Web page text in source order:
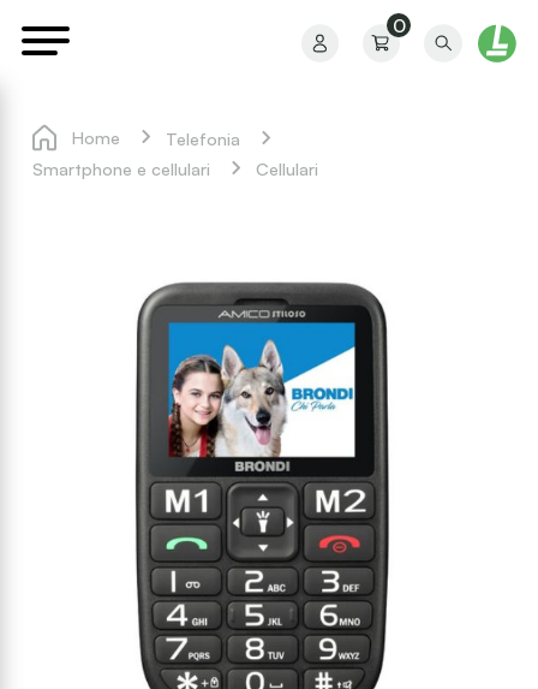
Il mio profilo
I miei ordini
I miei preferiti
0
Home
Telefonia
Smartphone e cellulari
Cellulari